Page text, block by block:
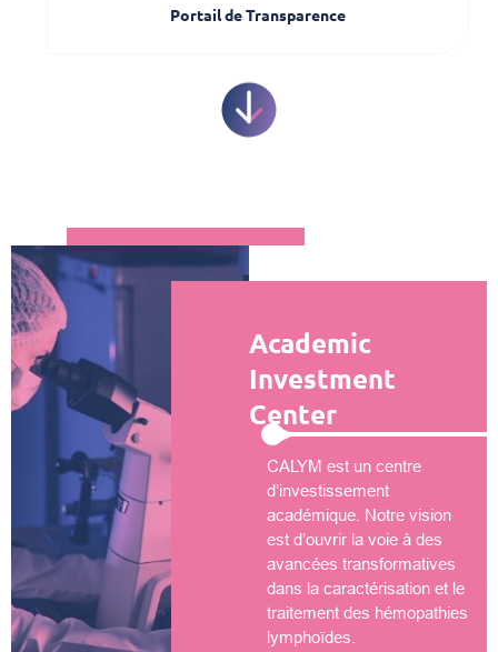
Portail de Transparence
Academic
Investment
Center
CALYM est un centre
d’investissement
académique. Notre vision
est d’ouvrir la voie à des
avancées transformatives
dans la caractérisation et le
traitement des hémopathies
lymphoïdes.